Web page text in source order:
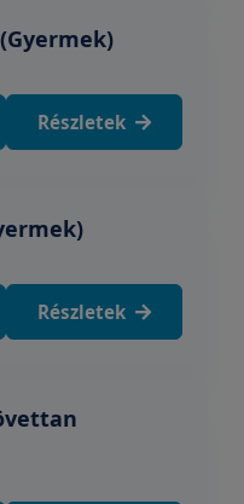
Részletek
Részletek